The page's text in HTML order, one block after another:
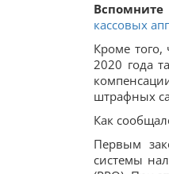
Вспомните
кассовых
Кроме того,
2020 года
штрафных
Как
Первым
системы